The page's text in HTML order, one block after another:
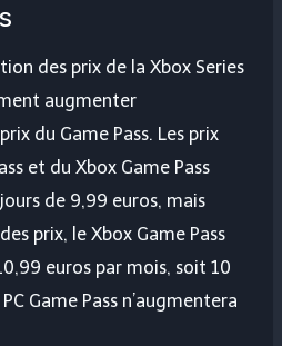
des prix de la Xbox Series
augmenter
du Game Pass. Les prix
et du Xbox Game Pass
de 9,99 euros, mais
prix, le Xbox Game Pass
euros par mois, soit 10
Game Pass n’augmentera